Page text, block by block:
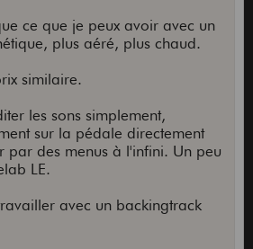
ce que je peux avoir avec un
plus aéré, plus chaud.
similaire.
les sons simplement,
sur la pédale directement
par des menus à l'infini. Un peu
LE.
avec un backingtrack